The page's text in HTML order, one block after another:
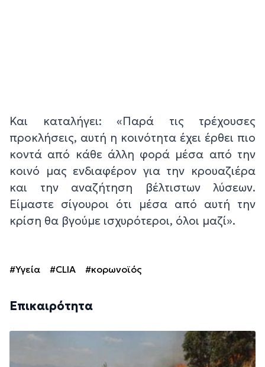
Και καταλήγει: «Παρά τις τρέχουσες
προκλήσεις, αυτή η κοινότητα έχει έρθει πιο
κοντά από κάθε άλλη φορά μέσα από την
κοινό μας ενδιαφέρον για την κρουαζιέρα
και την αναζήτηση βέλτιστων λύσεων.
Είμαστε σίγουροι ότι μέσα από αυτή την
κρίση θα βγούμε ισχυρότεροι, όλοι μαζί».
#Υγεία #CLIA #κορωνοϊός
Επικαιρότητα